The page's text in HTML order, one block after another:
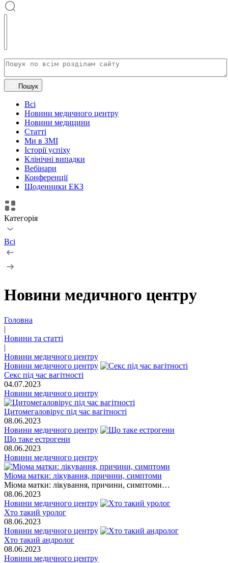
Пошук
Всі
Новини медичного центру
Новини медицини
Статті
Ми в ЗМІ
Історії успіху
Клінічні випадки
Вебінари
Конференції
Щоденники ЕКЗ
Категорія
Всі
Новини медичного центру
Головна
|
Новини та статті
|
Новини медичного центру
Новини медичного центру
Секс під час вагітності
04.07.2023
Новини медичного центру
Цитомегаловірус під час вагітності
08.06.2023
Новини медичного центру
Що таке естрогени
08.06.2023
Новини медичного центру
Міома матки: лікування, причини, симптоми
Міома матки: лікування, причини, симптоми…
08.06.2023
Новини медичного центру
Хто такий уролог
08.06.2023
Новини медичного центру
Хто такий андролог
08.06.2023
Новини медичного центру